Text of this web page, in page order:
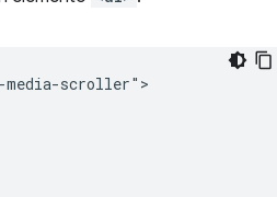
scroller">